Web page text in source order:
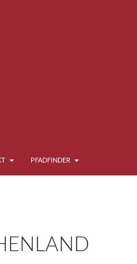
PFADFINDER